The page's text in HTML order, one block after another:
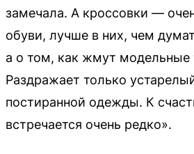
замечала. А кроссовки —
обуви, лучше в них, чем
а о том, как жмут модельные
Раздражает только
постиранной одежды. К
встречается очень редко».